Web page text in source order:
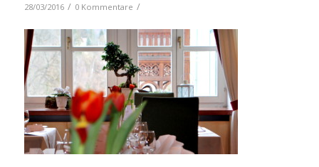
28/03/2016 / 0 Kommentare /